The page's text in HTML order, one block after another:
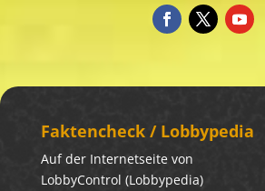
Fakten­check / Lobbypedia
Auf der Internetseite von
LobbyControl (Lobbypedia)